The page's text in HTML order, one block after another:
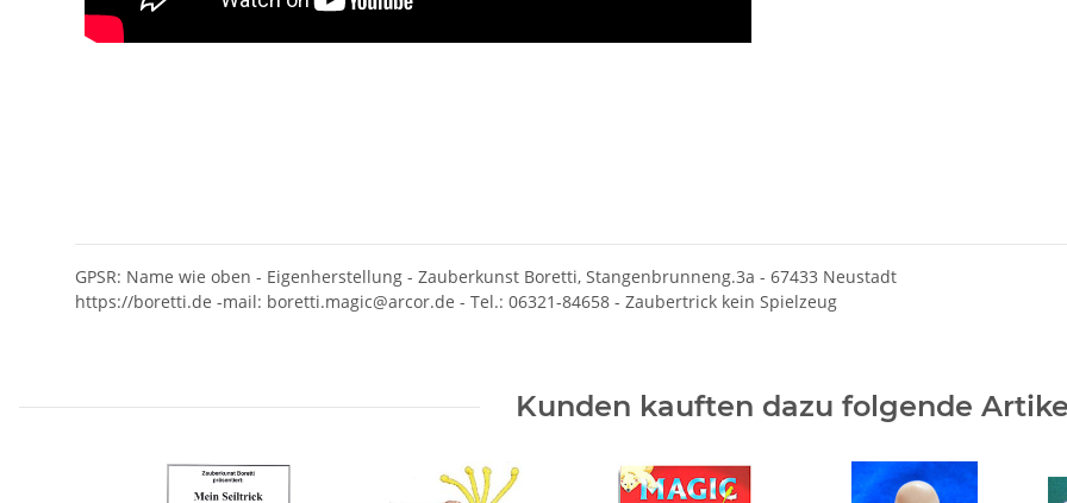
GPSR: Name wie oben - Eigenherstellung - Zauberkunst Boretti, Stangenbrunneng.3a - 67433 Neustadt
https://boretti.de -mail: boretti.magic@arcor.de - Tel.: 06321-84658 - Zaubertrick kein Spielzeug
Kunden kauften dazu folgende